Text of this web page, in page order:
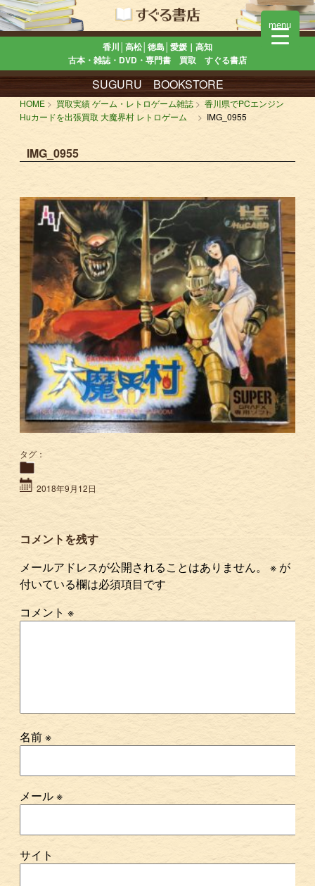
香川│高松│徳島│愛媛｜高知
古本・雑誌・DVD・専門書 買取 すぐる書店
SUGURU BOOKSTORE
HOME 買取実績 ゲーム・レトロゲーム雑誌
香川県でPCエンジン
Huカードを出張買取 大魔界村 レトロゲーム
IMG_0955
IMG_0955
タグ：
2018年9月12日
コメントを残す
メールアドレスが公開されることはありません。
※が
付いている欄は必須項目です
コメント※
名前※
メール※
サイト
menu